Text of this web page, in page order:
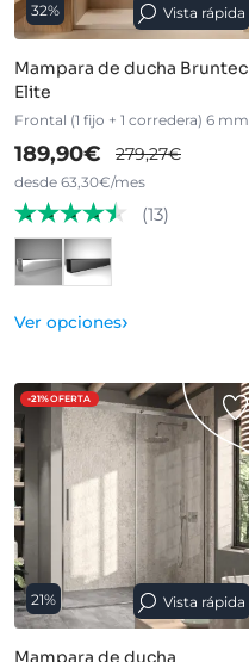
32% Vista rápida
Mampara de ducha Bruntec
Elite
Frontal (1 fijo + 1 corredera) 6 mm
189,90€ 279,27€
desde 63,30€/mes
(13)
Ver opciones›
-21%OFERTA
21% Vista rápida
Mampara de ducha